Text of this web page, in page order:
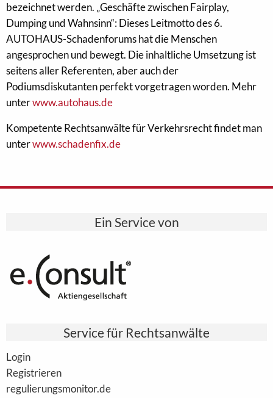
bezeichnet werden. „Geschäfte zwischen Fairplay,
Dumping und Wahnsinn“: Dieses Leitmotto des 6.
AUTOHAUS-Schadenforums hat die Menschen
angesprochen und bewegt. Die inhaltliche Umsetzung ist
seitens aller Referenten, aber auch der
Podiumsdiskutanten perfekt vorgetragen worden. Mehr
unterwww.autohaus.de
Kompetente Rechtsanwälte für Verkehrsrecht findet man
unterwww.schadenfix.de
Ein Service von
Service für Rechtsanwälte
Login
Registrieren
regulierungsmonitor.de